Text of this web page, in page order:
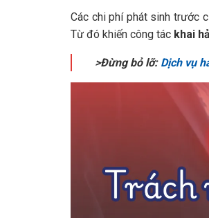
Các chi phí phát sinh trước
Từ đó khiến công tác khai
>Đừng bỏ lỡ: Dịch vụ